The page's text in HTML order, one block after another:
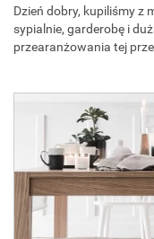
Dzień dobry, kupiliśmy z
sypialnie, garderobę i
przearanżowania tej